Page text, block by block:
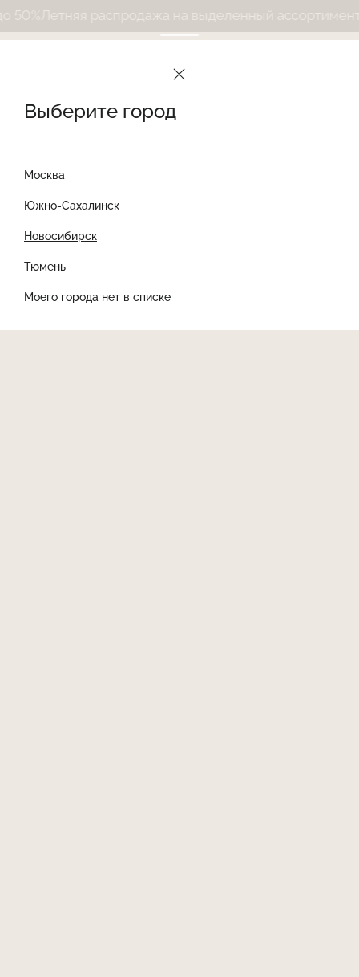
Выберите город
Москва
Южно-Сахалинск
Новосибирск
Тюмень
Моего города нет в списке
Летняя распродажа на выделенный ассортимент